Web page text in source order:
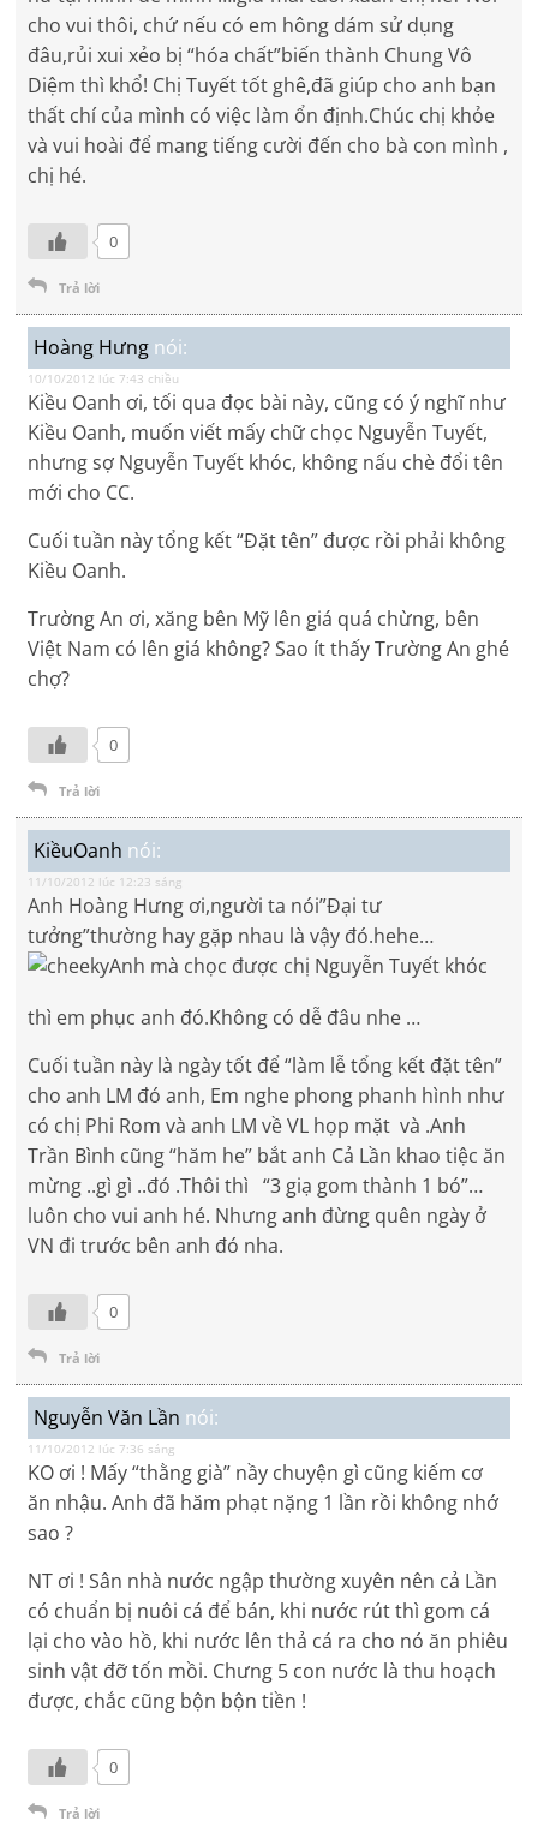
cho vui thôi, chứ nếu có em hông dám sử dụng
đâu,rủi xui xẻo bị “hóa chất”biến thành Chung Vô
Diệm thì khổ! Chị Tuyết tốt ghê,đã giúp cho anh bạn
thất chí của mình có việc làm ổn định.Chúc chị khỏe
và vui hoài để mang tiếng cười đến cho bà con mình ,
chị hé.
0
Trả lời
Hoàng Hưng nói:
10/10/2012 lúc 7:43 chiều
Kiều Oanh ơi, tối qua đọc bài này, cũng có ý nghĩ như
Kiều Oanh, muốn viết mấy chữ chọc Nguyễn Tuyết,
nhưng sợ Nguyễn Tuyết khóc, không nấu chè đổi tên
mới cho CC.
Cuối tuần này tổng kết “Đặt tên” được rồi phải không
Kiều Oanh.
Trường An ơi, xăng bên Mỹ lên giá quá chừng, bên
Việt Nam có lên giá không? Sao ít thấy Trường An ghé
chợ?
0
Trả lời
KiềuOanh nói:
11/10/2012 lúc 12:23 sáng
Anh Hoàng Hưng ơi,người ta nói”Đại tư
tưởng”thường hay gặp nhau là vậy đó.hehe…
Anh mà chọc được chị Nguyễn Tuyết khóc
thì em phục anh đó.Không có dễ đâu nhe …
Cuối tuần này là ngày tốt để “làm lễ tổng kết đặt tên”
cho anh LM đó anh, Em nghe phong phanh hình như
có chị Phi Rom và anh LM về VL họp mặt và .Anh
Trần Bình cũng “hăm he” bắt anh Cả Lần khao tiệc ăn
mừng ..gì gì ..đó .Thôi thì “3 giạ gom thành 1 bó”…
luôn cho vui anh hé. Nhưng anh đừng quên ngày ở
VN đi trước bên anh đó nha.
0
Trả lời
Nguyễn Văn Lần nói:
11/10/2012 lúc 7:36 sáng
KO ơi ! Mấy “thằng già” nầy chuyện gì cũng kiếm cơ
ăn nhậu. Anh đã hăm phạt nặng 1 lần rồi không nhớ
sao ?
NT ơi ! Sân nhà nước ngập thường xuyên nên cả Lần
có chuẩn bị nuôi cá để bán, khi nước rút thì gom cá
lại cho vào hồ, khi nước lên thả cá ra cho nó ăn phiêu
sinh vật đỡ tốn mồi. Chưng 5 con nước là thu hoạch
được, chắc cũng bộn bộn tiền !
0
Trả lời